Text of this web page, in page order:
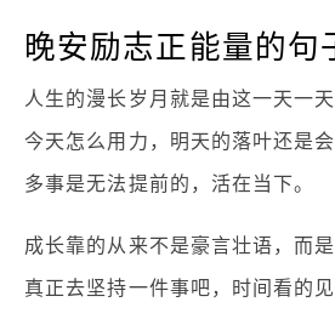
晚安励志正能量的句
人生的漫长岁月就是由这一天一
今天怎么用力，明天的落叶还是
多事是无法提前的，活在当下。
成长靠的从来不是豪言壮语，而
真正去坚持一件事吧，时间看的